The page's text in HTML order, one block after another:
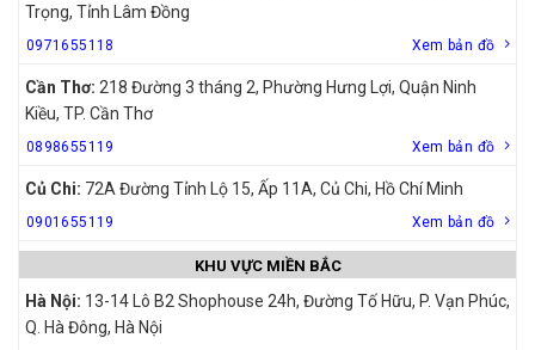
Trọng, Tỉnh Lâm Đồng
0971655118 Xem bản đồ
Cần Thơ: 218 Đường 3 tháng 2, Phường Hưng Lợi, Quận Ninh
Kiều, TP. Cần Thơ
0898655119 Xem bản đồ
Củ Chi: 72A Đường Tỉnh Lộ 15, Ấp 11A, Củ Chi, Hồ Chí Minh
0901655119 Xem bản đồ
KHU VỰC MIỀN BẮC
Hà Nội: 13-14 Lô B2 Shophouse 24h, Đường Tố Hữu, P. Vạn Phúc,
Q. Hà Đông, Hà Nội